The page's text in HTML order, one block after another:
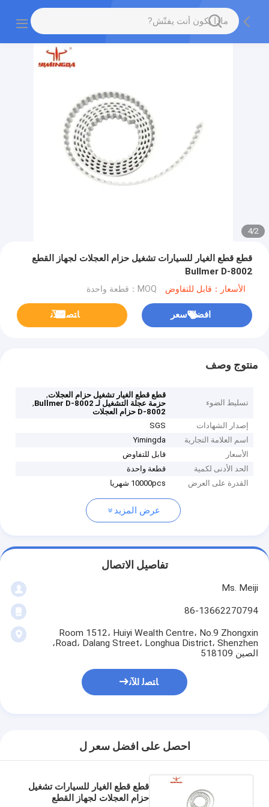
2
/
4
قطع قطع الغيار للسيارات تشغيل حزام العجلات لجهاز القطع
Bullmer D-8002
الأسعار：قابل للتفاوض MOQ：قطعة واحدة
افضل سعر ﺎﺘﺼﻟ ﺍﻶﻧ
منتوج وصف
تسليط الضوء
قطع قطع الغيار تشغيل حزام العجلات,
حزمة عجلة التشغيل لـ Bullmer D-8002
,
D-8002 حزام العجلات
إصدار الشهادات
SGS
اسم العلامة التجارية
Yimingda
الأسعار
قابل للتفاوض
الحد الأدنى لكمية
قطعة واحدة
القدرة على العرض
10000pcs شهريا
عرض المزيد
تفاصيل الاتصال
Ms. Meiji
86-13662270794
Room 1512، Huiyi Wealth Centre، No.9 Zhongxin
Road، Dalang Street، Longhua District، Shenzhen،
الصين 518109
ﺎﺘﺼﻟ ﺍﻶﻧ
احصل على افضل سعر ل
قطع قطع الغيار للسيارات تشغيل
حزام العجلات لجهاز القطع